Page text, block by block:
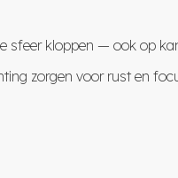
sfeer kloppen — ook op
zorgen voor rust en